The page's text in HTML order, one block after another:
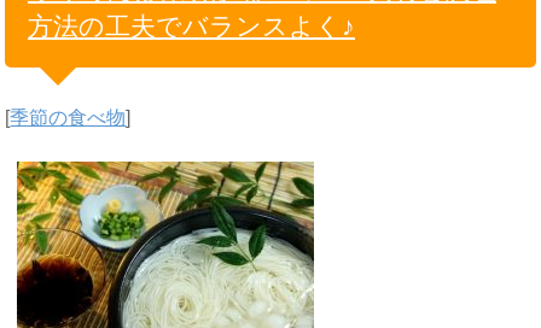
方法の工夫でバランスよく♪
[季節の食べ物]